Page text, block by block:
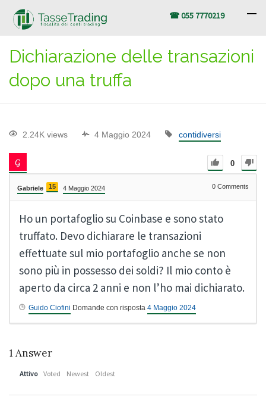
☎ 055 7770219
Dichiarazione delle transazioni
dopo una truffa
2.24K views 4 Maggio 2024 contidiversi
0
Gabriele 15 4 Maggio 2024 0 Comments
Ho un portafoglio su Coinbase e sono stato
truffato. Devo dichiarare le transazioni
effettuate sul mio portafoglio anche se non
sono più in possesso dei soldi? Il mio conto è
aperto da circa 2 anni e non l’ho mai dichiarato.
Guido Ciofini Domande con risposta 4 Maggio 2024
1 Answer
Attivo Voted Newest Oldest